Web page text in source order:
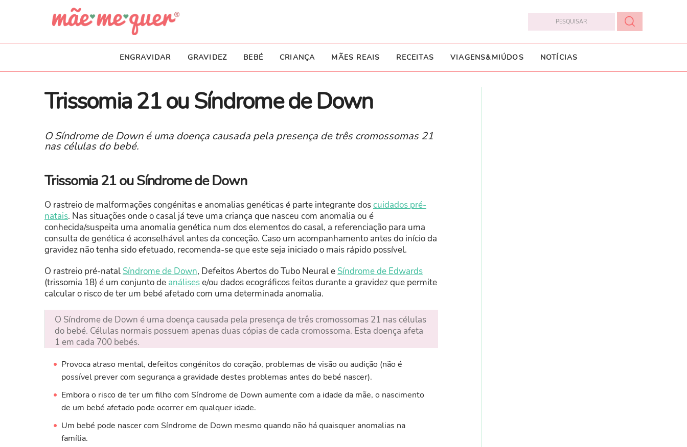
ENGRAVIDAR GRAVIDEZ BEBÉ CRIANÇA MÃES REAIS RECEITAS VIAGENS&MIÚDOS NOTÍCIAS
Trissomia 21 ou Síndrome de Down
​O Síndrome de Down é uma doença causada pela presença de três cromossomas 21
nas células do bebé.
Trissomia 21 ou Síndrome de Down
O rastreio de malformações congénitas e anomalias genéticas é parte integrante doscuidados pré-
natais. Nas situações onde o casal já teve uma criança que nasceu com anomalia ou é
conhecida/suspeita uma anomalia genética num dos elementos do casal, a referenciação para uma
consulta de genética é aconselhável antes da conceção. Caso um acompanhamento antes do início da
gravidez não tenha sido efetuado, recomenda-se que este seja iniciado o mais rápido possível.
O rastreio pré-natal Síndrome de Down, Defeitos Abertos do Tubo Neural e Síndrome de Edwards
(trissomia 18) é um conjunto de análisese/ou dados ecográficos feitos durante a gravidez que permite
calcular o risco de ter um bebé afetado com uma determinada anomalia.
O Síndrome de Down é uma doença causada pela presença de três cromossomas 21 nas células
do bebé. Células normais possuem apenas duas cópias de cada cromossoma. Esta doença afeta
1 em cada 700 bebés.
Provoca atraso mental, defeitos congénitos do coração, problemas de visão ou audição (não é
possível prever com segurança a gravidade destes problemas antes do bebé nascer).
Embora o risco de ter um filho com Síndrome de Down aumente com a idade da mãe, o nascimento
de um bebé afetado pode ocorrer em qualquer idade.
Um bebé pode nascer com Síndrome de Down mesmo quando não há quaisquer anomalias na
família.